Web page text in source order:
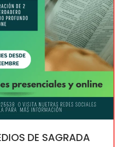
DE SAGRADA